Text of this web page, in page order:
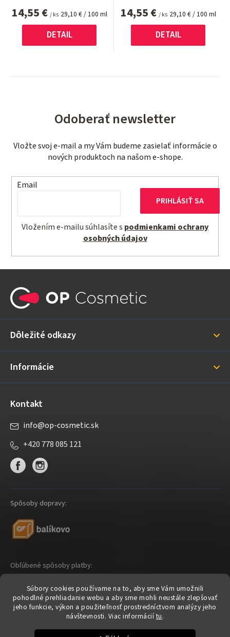
Súbory cookies používame na to, aby sme Vám umožnili
pohodlné prehliadanie webu a aby sme mohli neustále zlepšovať
jeho funkcie, výkon a použiteľnosť prostredníctvom analýzy jeho
návštevnosti. Viac informáciítu.
14,55 € / ks Jednotková
cena:
29,10 € / 100 ml
DETAIL
14,55 € / ks Jednotková
cena:
29,10 € / 100 ml
DETAIL
Odoberať newsletter
Vložte svoj e-mail a my Vám budeme zasielať informácie o
nových produktoch na našom e-shope.
Email
Vložením e-mailu súhlasíte s podmienkami ochrany
osobných údajov
PRIHLÁSIŤ SA
ä
i
Dôležité odkazy
Informácie
Kontakt
info@op-cosmetic.sk
+420 778 085 121
Spôsoby dopravy:
Obľúbené spôsoby platby: